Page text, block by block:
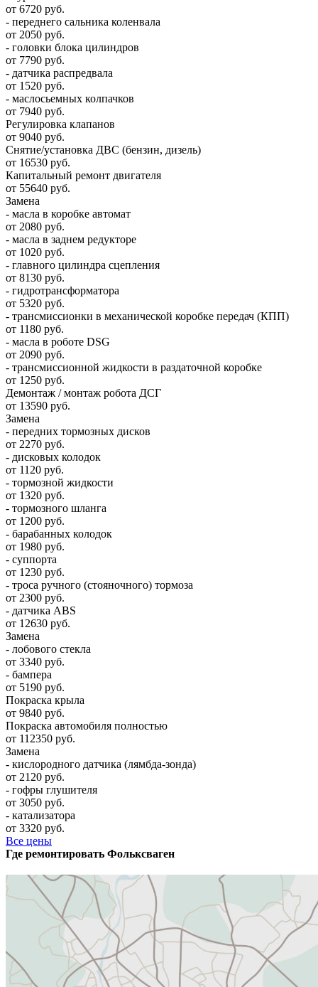
от 6720 руб.
- переднего сальника коленвала
от 2050 руб.
- головки блока цилиндров
от 7790 руб.
- датчика распредвала
от 1520 руб.
- маслосьемных колпачков
от 7940 руб.
Регулировка клапанов
от 9040 руб.
Снятие/установка ДВС (бензин, дизель)
от 16530 руб.
Капитальный ремонт двигателя
от 55640 руб.
Замена
- масла в коробке автомат
от 2080 руб.
- масла в заднем редукторе
от 1020 руб.
- главного цилиндра сцепления
от 8130 руб.
- гидротрансформатора
от 5320 руб.
- трансмиссионки в механической коробке передач (КПП)
от 1180 руб.
- масла в роботе DSG
от 2090 руб.
- трансмиссионной жидкости в раздаточной коробке
от 1250 руб.
Демонтаж / монтаж робота ДСГ
от 13590 руб.
Замена
- передних тормозных дисков
от 2270 руб.
- дисковых колодок
от 1120 руб.
- тормозной жидкости
от 1320 руб.
- тормозного шланга
от 1200 руб.
- барабанных колодок
от 1980 руб.
- суппорта
от 1230 руб.
- троса ручного (стояночного) тормоза
от 2300 руб.
- датчика ABS
от 12630 руб.
Замена
- лобового стекла
от 3340 руб.
- бампера
от 5190 руб.
Покраска крыла
от 9840 руб.
Покраска автомобиля полностью
от 112350 руб.
Замена
- кислородного датчика (лямбда-зонда)
от 2120 руб.
- гофры глушителя
от 3050 руб.
- катализатора
от 3320 руб.
Все цены
Где ремонтировать Фолькcваген